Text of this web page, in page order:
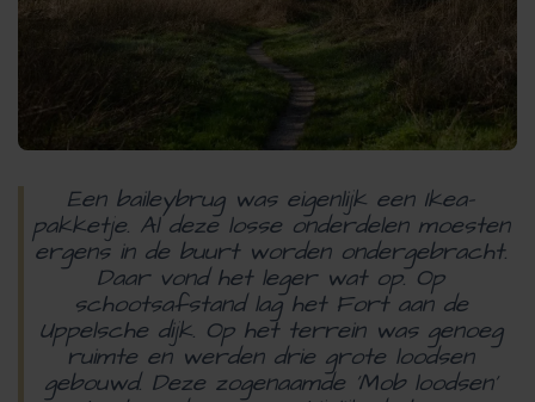
Een baileybrug was eigenlijk een Ikea-
pakketje. Al deze losse onderdelen moesten
ergens in de buurt worden ondergebracht.
Daar vond het leger wat op. Op
schootsafstand lag het Fort aan de
Uppelsche dijk. Op het terrein was genoeg
ruimte en werden drie grote loodsen
gebouwd. Deze zogenaamde ‘Mob loodsen’